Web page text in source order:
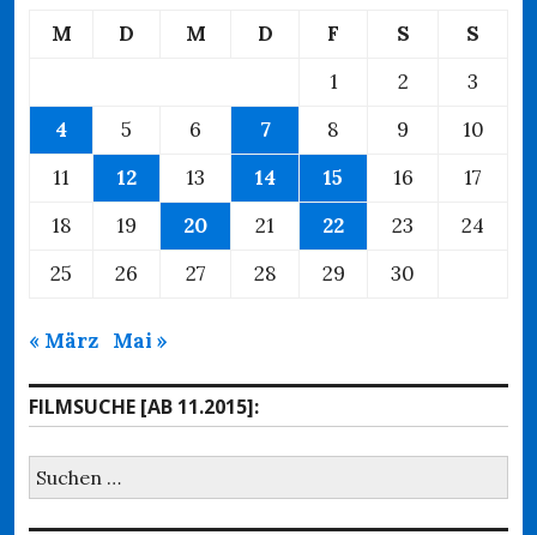
M D M D F S
S
1
2
3
4
5 6 7 8 9
10
11
12 13 14 15 16
17
18
19 20 21 22 23
24
25
26 27 28 29 30
« März Mai »
FILMSUCHE [AB 11.2015]:
Suchen
nach: